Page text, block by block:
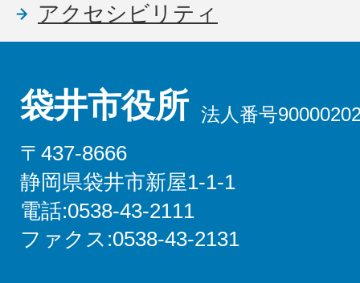
アクセシビリティ
袋井市役所 法人番号
〒437-8666
静岡県袋井市新屋1-1-1
電話:0538-43-2111
ファクス:0538-43-2131